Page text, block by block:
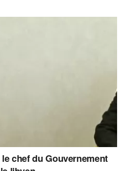
chef du Gouvernement